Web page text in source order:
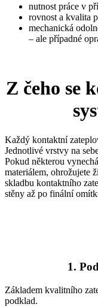
nutnost práce v
rovnost a kvalita
mechanická
– ale případné
Z čeho se
Každý kontaktní
Jednotlivé vrstvy na
Pokud některou
materiálem, ohrožujete
skladbu kontaktního
stěny až po finální
1.
Základem kvalitního
podklad.